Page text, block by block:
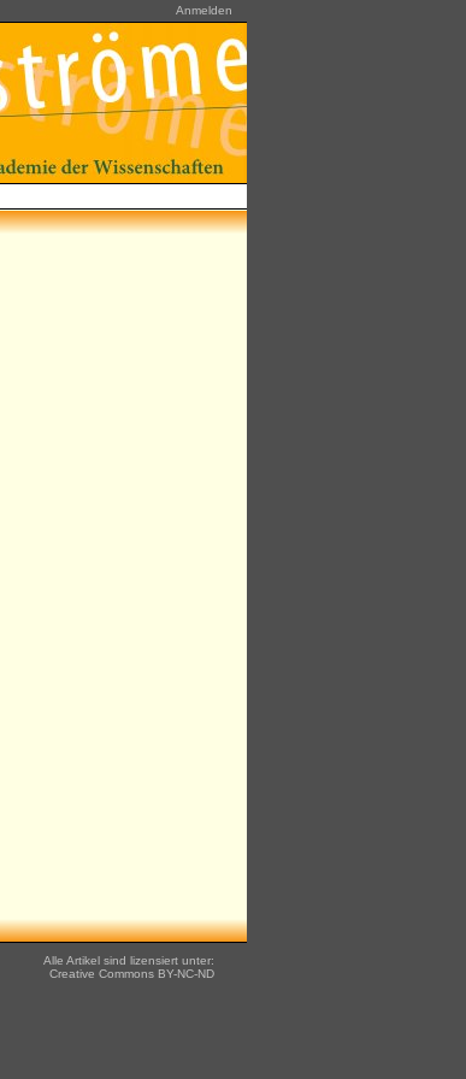
Anmelden
Alle Artikel sind lizensiert unter:
Creative Commons BY-NC-ND